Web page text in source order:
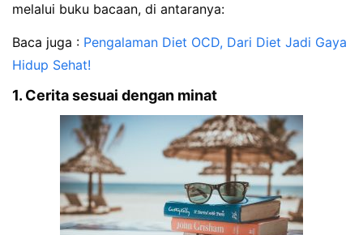
melalui buku bacaan, di antaranya:
Baca juga : Pengalaman Diet OCD, Dari Diet Jadi Gaya
Hidup Sehat!
1. Cerita sesuai dengan minat